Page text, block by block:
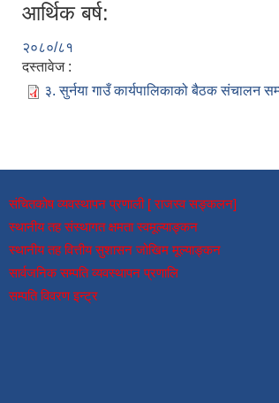
आर्थिक बर्ष:
२०८०/८१
दस्तावेज :
३. सुर्नया गाउँ कार्यपालिकाको बैठक संचालन
संचितकोष व्यवस्थापन प्रणाली [ राजस्व सङ्कलन]
स्थानीय तह संस्थागत क्षमता स्वमूल्याङ्कन
स्थानीय तह वित्तीय सुशासन जोखिम मूल्याङ्कन
सार्वजनिक सम्पति व्यवस्थापन प्रणालि
सम्पति विवरण इन्ट्र